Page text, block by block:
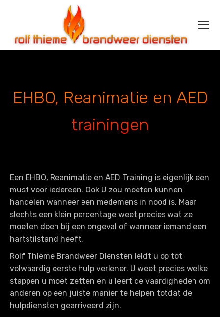
EHBO, Reanimatie en AED
trainingen
Een EHBO, Reanimatie en AED Training is eigenlijk een
must voor iedereen. Ook U zou moeten kunnen
handelen wanneer een medemens in nood is. Maar
slechts een klein percentage weet precies wat ze
moeten doen bij een ongeval of wanneer iemand een
hartstilstand heeft.
Rolf Thieme Brandweer Diensten leidt u op tot
volwaardig eerste hulp verlener. U weet precies welke
stappen u moet zetten en u leert de vaardigheden om
anderen op een juiste manier te helpen totdat de
hulpdiensten gearriveerd zijn.